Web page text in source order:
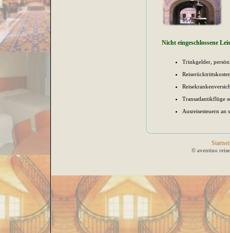
Nicht eingeschlossene
Trinkgelder,
Transatlantikflüge
Ausreisesteuern
© aventino